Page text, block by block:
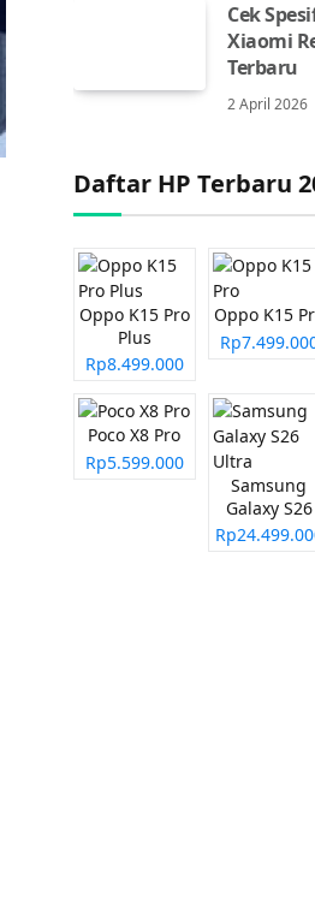
Cek
Xiaomi
Terbaru
2 April 2026
Daftar HP Terbaru
Oppo K15 Pro
Plus
Rp8.499.000
Oppo K15
Poco X8 Pro
Rp5.599.000
Samsung
Galaxy S26
Ultra